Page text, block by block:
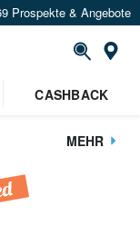
Prospekte & Angebote
CASHBACK
MEHR